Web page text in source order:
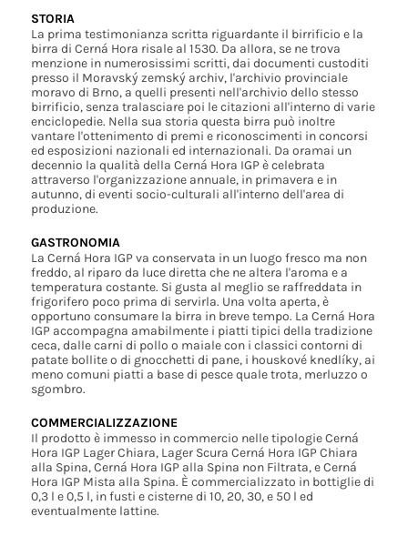
STORIA
La prima testimonianza scritta riguardante il birrificio e la
birra di Cerná Hora risale al 1530. Da allora, se ne trova
menzione in numerosissimi scritti, dai documenti custoditi
presso il Moravský zemský archiv, l'archivio provinciale
moravo di Brno, a quelli presenti nell'archivio dello stesso
birrificio, senza tralasciare poi le citazioni all'interno di varie
enciclopedie. Nella sua storia questa birra può inoltre
vantare l'ottenimento di premi e riconoscimenti in concorsi
ed esposizioni nazionali ed internazionali. Da oramai un
decennio la qualità della Cerná Hora IGP è celebrata
attraverso l'organizzazione annuale, in primavera e in
autunno, di eventi socio-culturali all'interno dell'area di
produzione.
GASTRONOMIA
La Cerná Hora IGP va conservata in un luogo fresco ma non
freddo, al riparo da luce diretta che ne altera l'aroma e a
temperatura costante. Si gusta al meglio se raffreddata in
frigorifero poco prima di servirla. Una volta aperta, è
opportuno consumare la birra in breve tempo. La Cerná Hora
IGP accompagna amabilmente i piatti tipici della tradizione
ceca, dalle carni di pollo o maiale con i classici contorni di
patate bollite o di gnocchetti di pane, i houskové knedlíky, ai
meno comuni piatti a base di pesce quale trota, merluzzo o
sgombro.
COMMERCIALIZZAZIONE
Il prodotto è immesso in commercio nelle tipologie Cerná
Hora IGP Lager Chiara, Lager Scura Cerná Hora IGP Chiara
alla Spina, Cerná Hora IGP alla Spina non Filtrata, e Cerná
Hora IGP Mista alla Spina. È commercializzato in bottiglie di
0,3 l e 0,5 l, in fusti e cisterne di 10, 20, 30, e 50 l ed
eventualmente lattine.